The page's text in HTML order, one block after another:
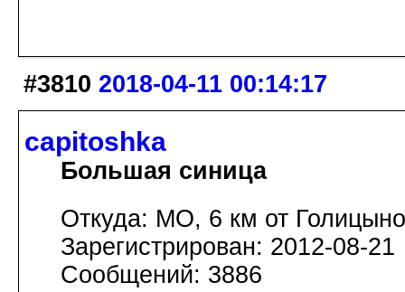
#3810 2018-04-11 00:14:17
capitoshka
Большая синица
Откуда: МО, 6 км от Голицыно
Зарегистрирован: 2012-08-21
Сообщений: 3886